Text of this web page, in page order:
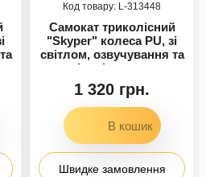
313448
Самокат триколісний
"Skyper" колеса PU, зі
світлом, озвучування та
підсвічування
платформи, кермо
складане JN-1993-40
1 320 грн.
Швидке замовлення